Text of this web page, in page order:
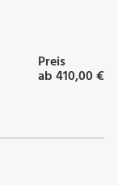
Preis
ab 410,00 €